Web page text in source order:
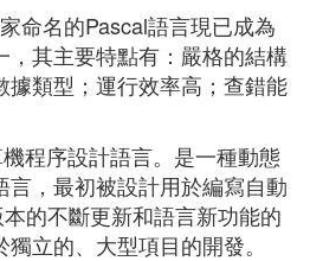
命名的Pascal語言現已成為
，其主要特點有：嚴格的結構
據類型；運行效率高；查錯能
程序設計語言。是一種動態
言，最初被設計用於編寫自動
的不斷更新和語言新功能的
立的、大型項目的開發。